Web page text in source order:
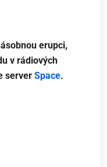
erupci,
v rádiových
serverSpace.